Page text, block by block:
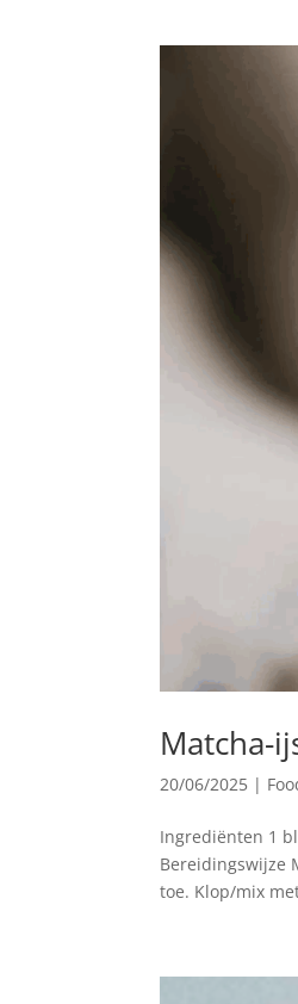
Matcha-
20/06/2025 |
Ingrediënten 1
Bereidingswijze
toe. Klop/mix